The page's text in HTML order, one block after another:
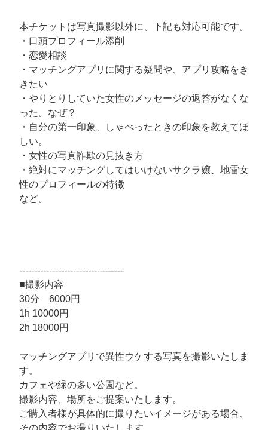
本チケットは写真撮影以外に、下記も対応可能です。
・口頭プロフィール添削
・恋愛相談
・マッチングアプリに関する疑問や、アプリ攻略をき
きたい
・やりとりしていた女性のメッセージの返答がなくな
った。なぜ？
・自分の第一印象、しゃべったときの印象を教えてほ
しい。
・女性の写真詐欺の見抜き方
・絶対にマッチングしてはいけないサクラ嬢、地雷女
性のプロフィールの特徴
など。
‐‐‐‐‐‐‐‐‐‐‐‐‐‐‐‐‐‐‐‐‐‐‐‐‐‐‐‐‐‐‐‐‐‐‐
■撮影内容
30分 6000円
1h 10000円
2h 18000円
マッチングアプリで異性ウケする写真を撮影いたしま
す。
カフェや緑の多い公園など。
撮影内容、場所をご提案いたします。
ご購入者様が具体的に撮りたいイメージがある場合、
その内容でお撮りいたします。